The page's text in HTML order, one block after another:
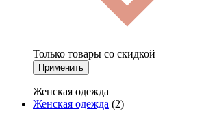
Только товары со скидкой
Применить
Женская одежда
Женская одежда (2)